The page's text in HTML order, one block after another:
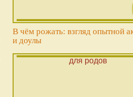
В чём рожать: взгляд опытной
и доулы